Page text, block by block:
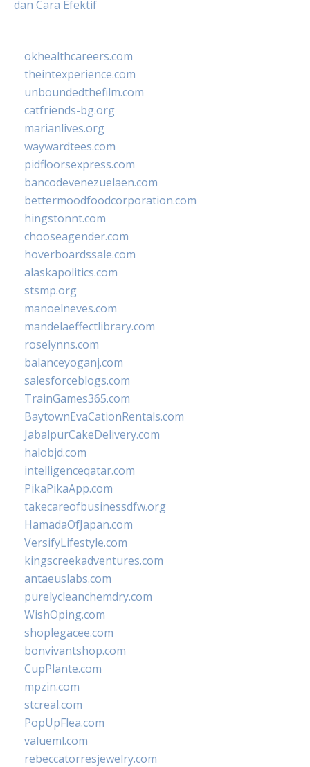
dan Cara Efektif
okhealthcareers.com
theintexperience.com
unboundedthefilm.com
catfriends-bg.org
marianlives.org
waywardtees.com
pidfloorsexpress.com
bancodevenezuelaen.com
bettermoodfoodcorporation.com
hingstonnt.com
chooseagender.com
hoverboardssale.com
alaskapolitics.com
stsmp.org
manoelneves.com
mandelaeffectlibrary.com
roselynns.com
balanceyoganj.com
salesforceblogs.com
TrainGames365.com
BaytownEvaCationRentals.com
JabalpurCakeDelivery.com
halobjd.com
intelligenceqatar.com
PikaPikaApp.com
takecareofbusinessdfw.org
HamadaOfJapan.com
VersifyLifestyle.com
kingscreekadventures.com
antaeuslabs.com
purelycleanchemdry.com
WishOping.com
shoplegacee.com
bonvivantshop.com
CupPlante.com
mpzin.com
stcreal.com
PopUpFlea.com
valueml.com
rebeccatorresjewelry.com